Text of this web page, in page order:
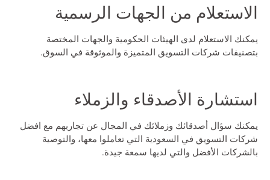
الاستعلام من الجهات الرسمية
يمكنك الاستعلام لدى الهيئات الحكومية والجهات المختصة
بتصنيفات شركات التسويق المتميزة والموثوقة في السوق.
استشارة الأصدقاء والزملاء
يمكنك سؤال أصدقائك وزملائك في المجال عن تجاربهم مع افضل
شركات التسويق في السعودية التي تعاملوا معها، والتوصية
بالشركات الأفضل والتي لديها سمعة جيدة.